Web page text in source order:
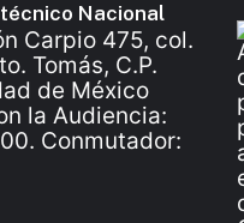
Nacional
Carpio 475, col.
Tomás, C.P.
de México
la Audiencia:
Conmutador: